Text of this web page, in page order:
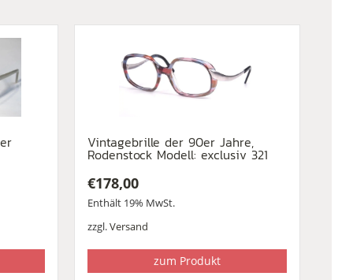
Vintagebrille der 90er Jahre,
Rodenstock Modell: exclusiv 321
€178,00
Enthält 19% MwSt.
zzgl.Versand
zum Produkt